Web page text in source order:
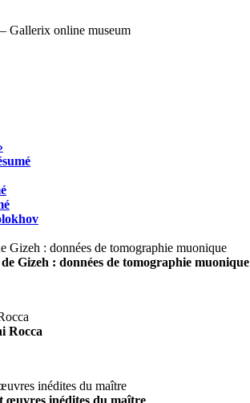
Gizeh : données de tomographie muonique
Rocca
œuvres inédites du maître